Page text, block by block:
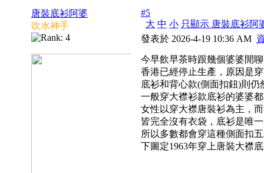
唐裝底衫阿婆
吹水神手
#5
大 中 小 只顯示 唐裝底衫阿
發表於 2026-4-19 10:36 AM
今早飲早茶時跟幾個婆婆閒
香港已經停止生產，原因是
底衫和背心款(側面扣鈕)則
一般穿大襟衫款底衫的婆婆
女性以穿大襟唐裝衫為主，
皆完全沒有衣袋，底衫是唯
所以多數都會穿這種側面扣
下圖定1963年穿上唐裝大襟